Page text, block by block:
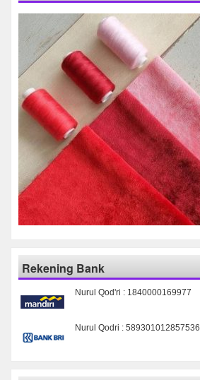
Rekening Bank
Nurul Qod'ri : 1840000169977
Nurul Qodri : 589301012857536